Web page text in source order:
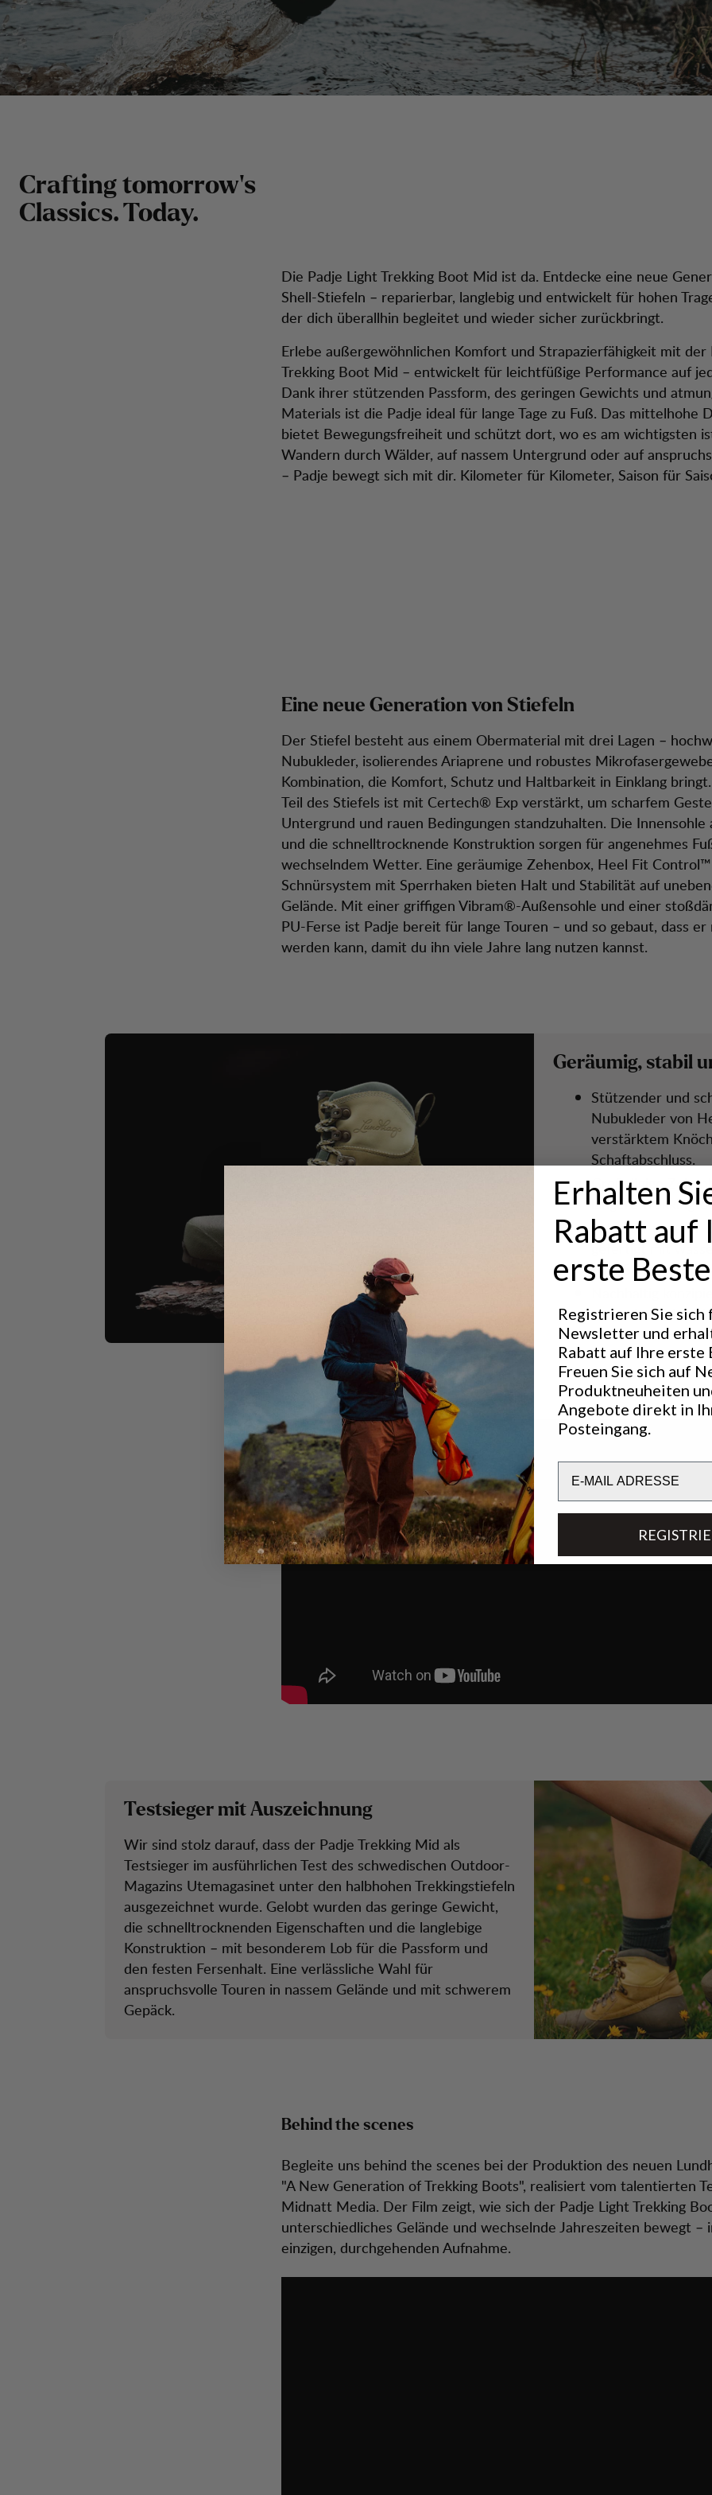
Crafting tomorrow's
Classics. Today.
Die Padje Light Trekking Boot Mid ist da. Entdecke eine neue
Shell-Stiefeln – reparierbar, langlebig und entwickelt für hohen
der dich überallhin begleitet und wieder sicher zurückbringt.
Erlebe außergewöhnlichen Komfort und Strapazierfähigkeit mit der
Trekking Boot Mid – entwickelt für leichtfüßige Performance auf
Dank ihrer stützenden Passform, des geringen Gewichts und
Materials ist die Padje ideal für lange Tage zu Fuß. Das mittelhohe
bietet Bewegungsfreiheit und schützt dort, wo es am wichtigsten
Wandern durch Wälder, auf nassem Untergrund oder auf
– Padje bewegt sich mit dir. Kilometer für Kilometer, Saison für
Eine neue Generation von Stiefeln
Der Stiefel besteht aus einem Obermaterial mit drei Lagen –
Nubukleder, isolierendes Ariaprene und robustes
Kombination, die Komfort, Schutz und Haltbarkeit in Einklang
Teil des Stiefels ist mit Certech® Exp verstärkt, um scharfem
Untergrund und rauen Bedingungen standzuhalten. Die Innensohle
und die schnelltrocknende Konstruktion sorgen für angenehmes
wechselndem Wetter. Eine geräumige Zehenbox, Heel Fit
Schnürsystem mit Sperrhaken bieten Halt und Stabilität auf
Gelände. Mit einer griffigen Vibram®-Außensohle und einer
PU-Ferse ist Padje bereit für lange Touren – und so gebaut, dass
werden kann, damit du ihn viele Jahre lang nutzen kannst.
Geräumig, stabil
Stützender und
Nubukleder von
verstärktem
Schaftabschluss.
Großzügige
längere
Robuster unterer
gefertigt mit
EVA-Schaum und
recycelten
Testsieger mit Auszeichnung
Wir sind stolz darauf, dass der Padje Trekking Mid als
Testsieger im ausführlichen Test des schwedischen Outdoor-
Magazins Utemagasinet unter den halbhohen Trekkingstiefeln
ausgezeichnet wurde. Gelobt wurden das geringe Gewicht,
die schnelltrocknenden Eigenschaften und die langlebige
Konstruktion – mit besonderem Lob für die Passform und
den festen Fersenhalt. Eine verlässliche Wahl für
anspruchsvolle Touren in nassem Gelände und mit schwerem
Gepäck.
Behind the scenes
Begleite uns behind the scenes bei der Produktion des neuen
"A New Generation of Trekking Boots", realisiert vom talentierten
Midnatt Media. Der Film zeigt, wie sich der Padje Light Trekking
unterschiedliches Gelände und wechselnde Jahreszeiten bewegt –
einzigen, durchgehenden Aufnahme.
Erhalten
Rabatt auf
erste
Registrieren Sie sich
Newsletter und
Rabatt auf Ihre erste
Freuen Sie sich auf
Produktneuheiten
Angebote direkt in
Posteingang.